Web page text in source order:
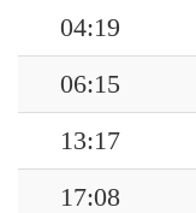
04:19
06:15
13:17
17:08